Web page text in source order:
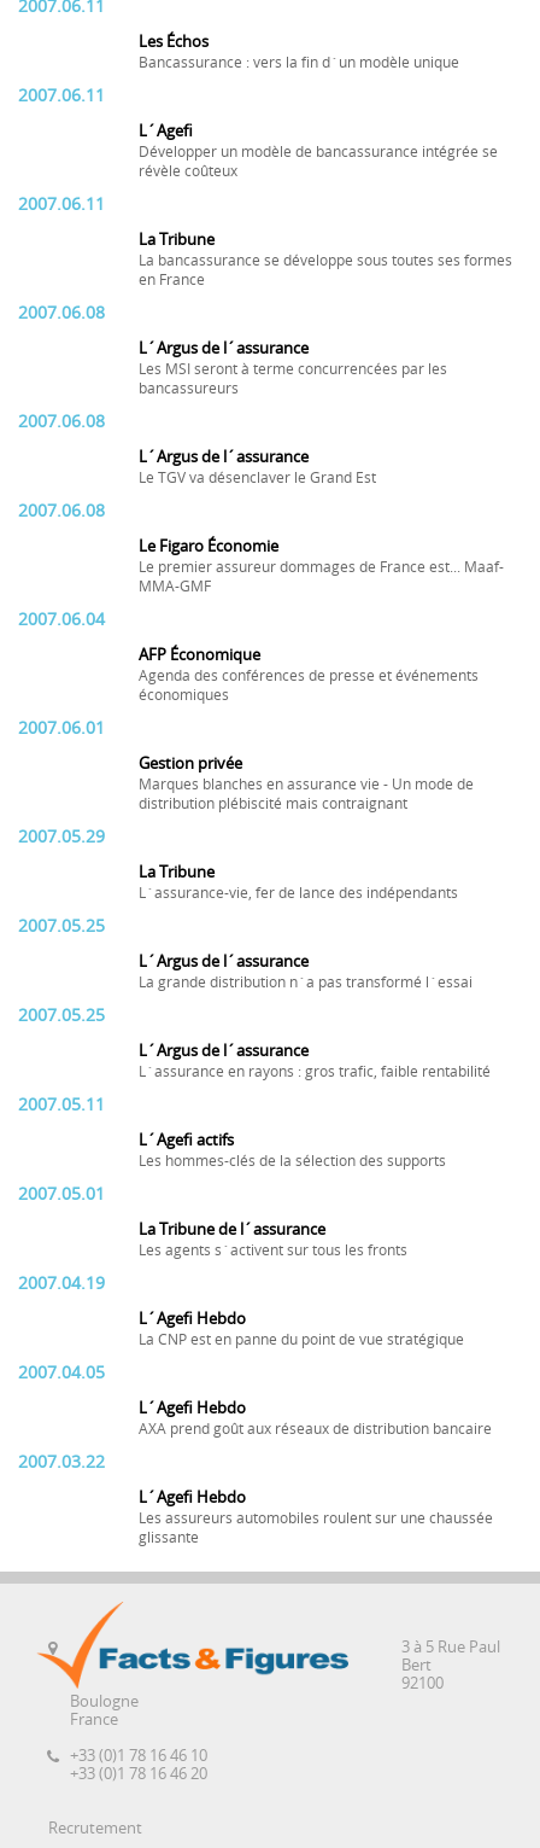
2007.06.11
Les Échos
Bancassurance : vers la fin d´un modèle unique
2007.06.11
L´Agefi
Développer un modèle de bancassurance intégrée se
révèle coûteux
2007.06.11
La Tribune
La bancassurance se développe sous toutes ses formes
en France
2007.06.08
L´Argus de l´assurance
Les MSI seront à terme concurrencées par les
bancassureurs
2007.06.08
L´Argus de l´assurance
Le TGV va désenclaver le Grand Est
2007.06.08
Le Figaro Économie
Le premier assureur dommages de France est... Maaf-
MMA-GMF
2007.06.04
AFP Économique
Agenda des conférences de presse et événements
économiques
2007.06.01
Gestion privée
Marques blanches en assurance vie - Un mode de
distribution plébiscité mais contraignant
2007.05.29
La Tribune
L´assurance-vie, fer de lance des indépendants
2007.05.25
L´Argus de l´assurance
La grande distribution n´a pas transformé l´essai
2007.05.25
L´Argus de l´assurance
L´assurance en rayons : gros trafic, faible rentabilité
2007.05.11
L´Agefi actifs
Les hommes-clés de la sélection des supports
2007.05.01
La Tribune de l´assurance
Les agents s´activent sur tous les fronts
2007.04.19
L´Agefi Hebdo
La CNP est en panne du point de vue stratégique
2007.04.05
L´Agefi Hebdo
AXA prend goût aux réseaux de distribution bancaire
2007.03.22
L´Agefi Hebdo
Les assureurs automobiles roulent sur une chaussée
glissante
3 à 5 Rue Paul
Bert
92100
Boulogne
France
+33 (0)1 78 16 46 10
+33 (0)1 78 16 46 20
Recrutement